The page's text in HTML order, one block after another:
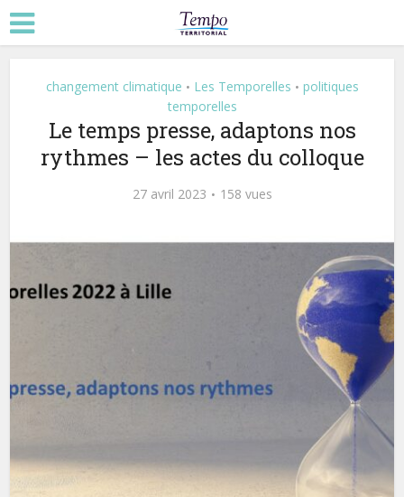
changement climatique • Les Temporelles • politiques
temporelles
Le temps presse, adaptons nos
rythmes – les actes du colloque
27 avril 2023 158 vues